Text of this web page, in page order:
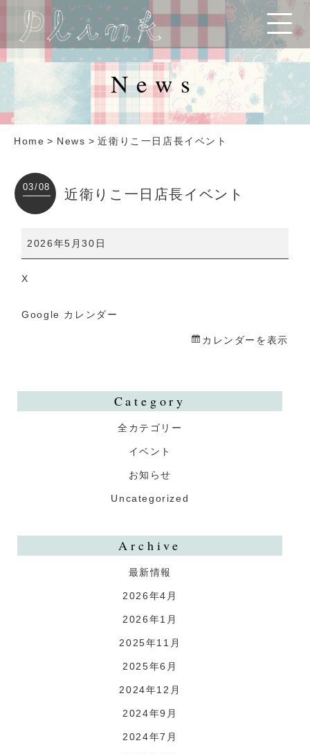
News
Home > News > 近衛りこ一日店長イベント
03/08 近衛りこ一日店長イベント
衛
り
一
イ
ベ
2026年5月30日
X
Google カレンダー
カレンダーを表示
Category
全カテゴリー
イベント
お知らせ
Uncategorized
Archive
最新情報
2026年4月
2026年1月
2025年11月
2025年6月
2024年12月
2024年9月
2024年7月